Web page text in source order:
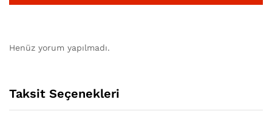
Henüz yorum yapılmadı.
Taksit Seçenekleri